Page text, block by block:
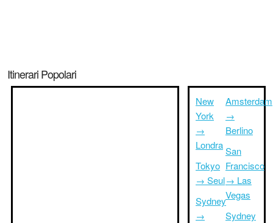
Itinerari Popolari
New
York
→
Londra
Tokyo
→ Seul
Sydney
→
Amsterdam
→
Berlino
San
Francisco
→ Las
Vegas
Sydney